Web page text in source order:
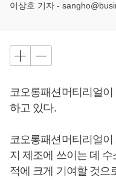
이상호 기자 -
코오롱패션머티리얼이
하고 있다.
코오롱패션머티리얼
지 제조에 쓰이는 데
적에 크게 기여할 것으